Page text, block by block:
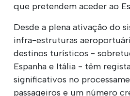
que pretendem aceder ao
Desde a plena ativação do
infra-estruturas
destinos turísticos -
Espanha e Itália - têm
significativos no
passageiros e um número